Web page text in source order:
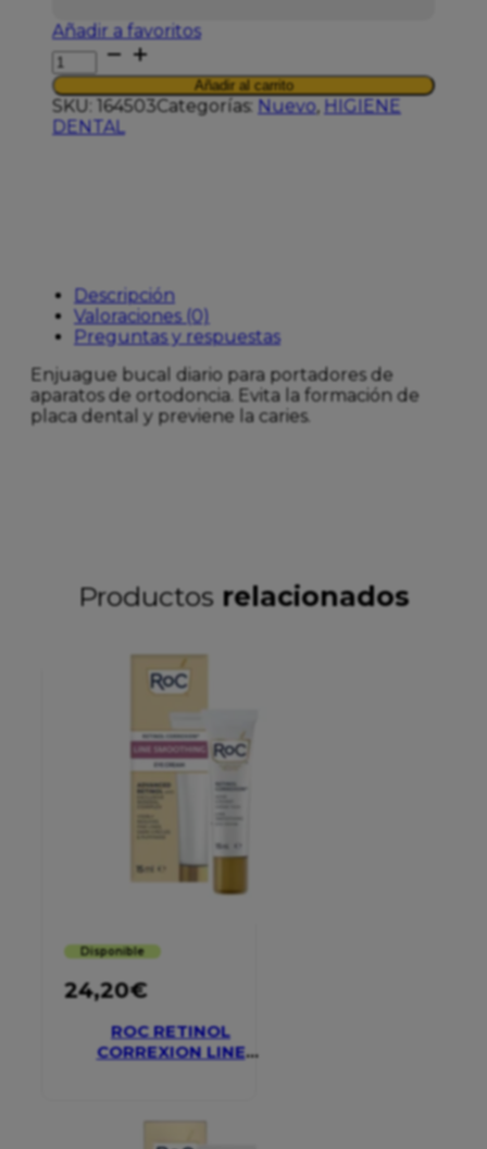
Añadir a favoritos
ORTOLACER
COLUTORIO
LIMA
FRESCA
500ML
Añadir al carrito
SKU: 164503Categorías: Nuevo, HIGIENE
DENTAL
Descripción
Valoraciones (0)
Preguntas y respuestas
Enjuague bucal diario para portadores de
aparatos de ortodoncia. Evita la formación de
placa dental y previene la caries.
Productos relacionados
Disponible
24,20€
ROC RETINOL
CORREXION LINE